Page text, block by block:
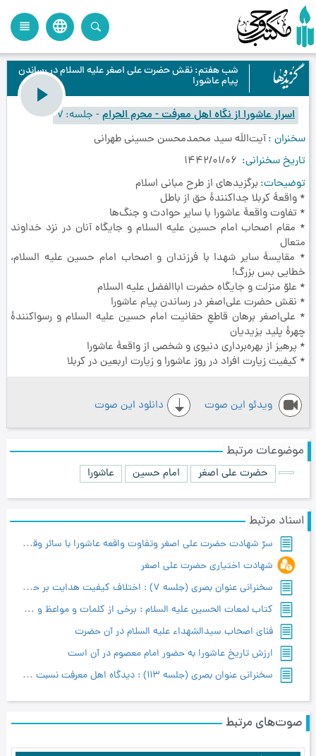
language
view_headline
شب هفتم: نقش حضرت علی اصغر علیه السلام در رساندن
پیام عاشورا
اسرار عاشورا از نگاه اهل معرفت - محرم الحرام- جلسه 7
سخنران آیت‌اللَه سید محمدمحسن حسینی طهرانی
تاریخ سخنرانی
توضیحات برگزیدهای از طرح مبانی اسلام
* واقعۀ كربلا جداکنندۀ حق از باطل
* تفاوت واقعۀ عاشورا با سایر حوادث و جنگ‌ها
* مقام اصحاب امام حسین عليه السلام و جایگاه آنان در نزد خداوند
متعال
* مقایسۀ سایر شهدا با فرزندان و اصحاب امام حسین علیه السلام،
خطایی بس بزرگ!
* علوّ منزلت و جایگاه حضرت اباالفضل عليه السلام
* نقش حضرت علی‌اصغر در رساندن پیام عاشورا
* علی‌اصغر برهان قاطعِ حقانیت امام حسین علیه السلام و رسواکنندۀ
چهرۀ پلید یزیدیان
* پرهیز از بهره‌برداری دنیوی و شخصی از واقعۀ عاشورا
* کیفیت زیارت افراد در روز عاشورا و زیارت اربعین در کربلا
ویدئو این صوت دانلود این صوت
موضوعات مرتبط
حضرت علی اصغر امام حسین عاشورا
اسناد مرتبط
سرّ شهادت حضرت علی اصغر وتفاوت واقعه عاشورا با سائر وقائع
شهادت اختیاری حضرت علی اصغر
سخنراني عنوان بصري (جلسه 7) : اختلاف کیفیت هدایت بر حسب خصوصیات افراد
کتاب لمعات الحسین علیه السلام : برخی از کلمات و مواعظ و خطب حضرت سید الشهدا
فنای اصحاب سیدالشهداء علیه السلام در آن حضرت
ارزش تاريخ عاشورا به حضور امام معصوم در آن است
سخنراني عنوان بصري (جلسه 113) : دیدگاه اهل معرفت نسبت به نهضت سید الشهداء علیه السلام، و نقد سایر دیدگاه‌ها
صوت‌های مرتبط